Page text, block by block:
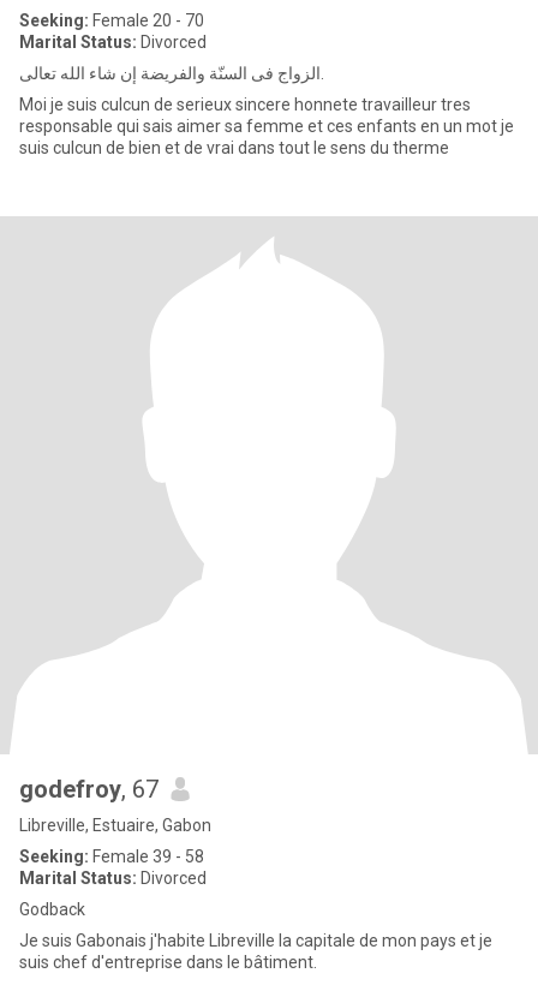
Seeking: Female 20 - 70
Marital Status: Divorced
Moi je suis culcun de serieux sincere honnete travailleur tres
responsable qui sais aimer sa femme et ces enfants en un mot je
suis culcun de bien et de vrai dans tout le sens du therme
godefroy, 67
Libreville, Estuaire, Gabon
Seeking: Female 39 - 58
Marital Status: Divorced
Godback
Je suis Gabonais j'habite Libreville la capitale de mon pays et je
suis chef d'entreprise dans le bâtiment.